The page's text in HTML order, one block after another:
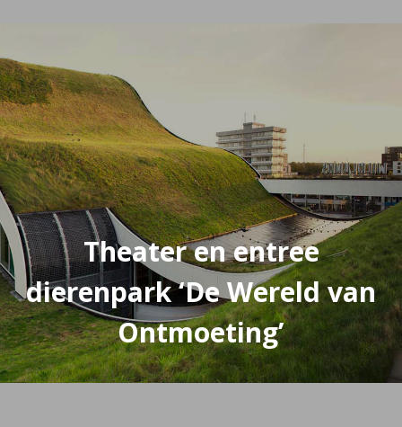
Theater en entree
dierenpark ‘De Wereld van
Ontmoeting’